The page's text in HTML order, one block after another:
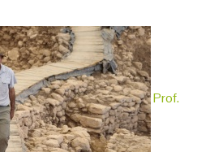
Prof.